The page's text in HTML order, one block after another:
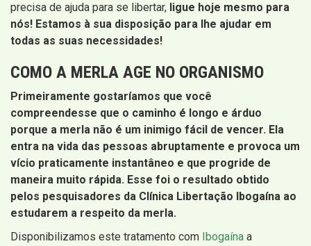
precisa de ajuda para se libertar, ligue hoje mesmo para
nós! Estamos à sua disposição para lhe ajudar em
todas as suas necessidades!
COMO A MERLA AGE NO ORGANISMO
Primeiramente gostaríamos que você
compreendesse que o caminho é longo e árduo
porque a merla não é um inimigo fácil de vencer. Ela
entra na vida das pessoas abruptamente e provoca um
vício praticamente instantâneo e que progride de
maneira muito rápida. Esse foi o resultado obtido
pelos pesquisadores da Clínica Libertação Ibogaína ao
estudarem a respeito da merla.
Disponibilizamos este tratamento com Ibogaína a